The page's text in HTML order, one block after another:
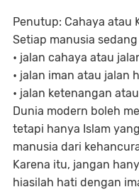
Penutup: Cahaya atau
Setiap manusia
• jalan cahaya atau
• jalan iman atau jalan
• jalan ketenangan
Dunia modern boleh
tetapi hanya Islam
manusia dari
Karena itu, jangan
hiasilah hati dengan